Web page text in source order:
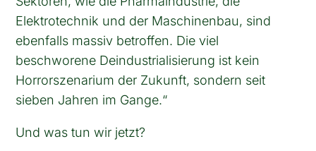
Elektrotechnik und der Maschinenbau, sind
ebenfalls massiv betroffen. Die viel
beschworene Deindustrialisierung ist kein
Horrorszenarium der Zukunft, sondern seit
sieben Jahren im Gange.“
Und was tun wir jetzt?